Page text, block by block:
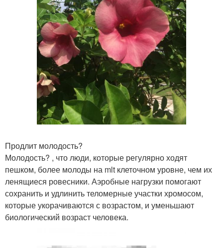
Продлит молодость?
Молодость? , что люди, которые регулярно ходят
пешком, более молоды на mlt клеточном уровне, чем их
ленящиеся ровесники. Аэробные нагрузки помогают
сохранить и удлинить теломерные участки хромосом,
которые укорачиваются с возрастом, и уменьшают
биологический возраст человека.